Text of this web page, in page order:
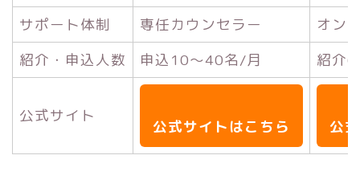
サポート体制
専任カウンセラー
オン
紹介・申込人数
申込10〜40名/月 紹介
公式サイト
公式サイトはこちら 公